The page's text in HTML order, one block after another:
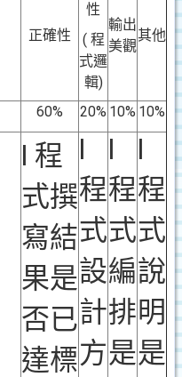
正確性
性
(程
式邏
輯)
輸出
美觀
其他
60% 20% 10% 10%
l 程
式撰
寫結
果是
否已
達標
l
程
式
設
計
方
l
程
式
編
排
是
l
程
式
說
明
是